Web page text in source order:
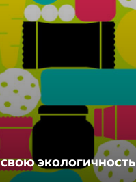
экологичность